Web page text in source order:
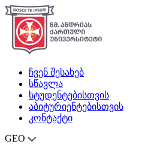
ჩვენ შესახებ
სწავლა
სტუდენტებისთვის
აბიტურიენტებისთვის
კონტაქტი
GEO